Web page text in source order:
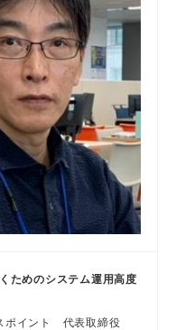
ためのシステム運用高度
ポイント 代表取締役